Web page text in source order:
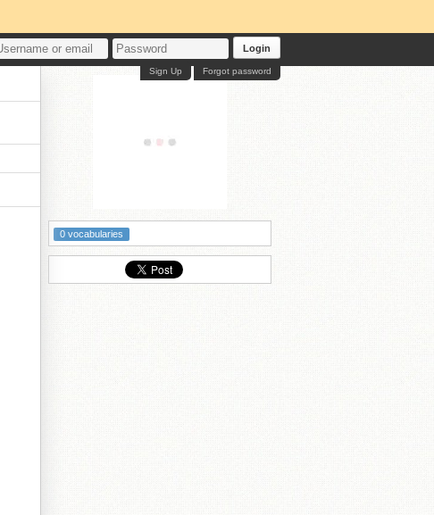
Login
Forgot password
Sign Up
0 vocabularies